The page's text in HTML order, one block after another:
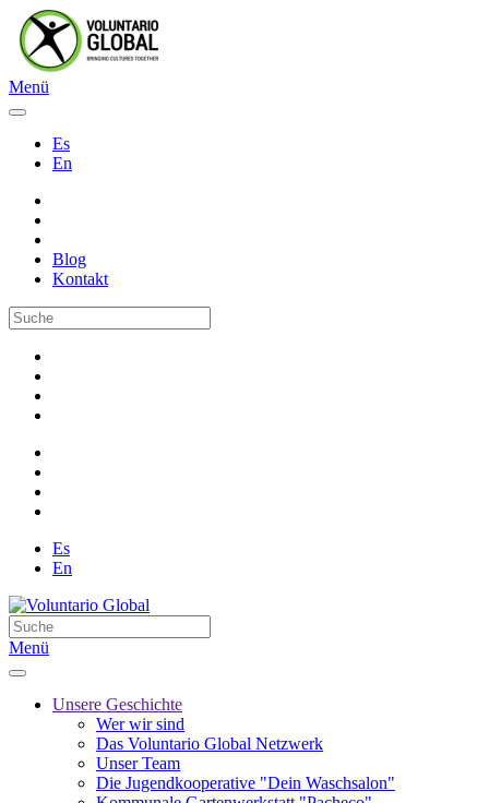
Menü
Es
En
Blog
Kontakt
Es
En
Menü
Unsere Geschichte
Wer wir sind
Das Voluntario Global Netzwerk
Unser Team
Die Jugendkooperative "Dein Waschsalon"